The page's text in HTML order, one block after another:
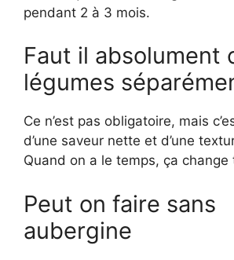
pendant 2 à 3 mois.
Faut il absolument
légumes
Ce n’est pas obligatoire, mais
d’une saveur nette et d’une
Quand on a le temps, ça change
Peut on faire sans
aubergine